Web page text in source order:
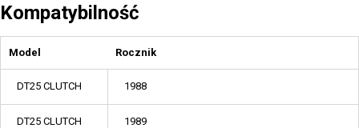
Kompatybilność
Model Rocznik
DT25 CLUTCH 1988
DT25 CLUTCH 1989